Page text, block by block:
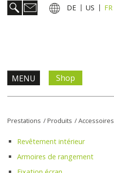
DE US FR
MENU
Informations & services
Actualités
Shop
Prestations /Produits /Accessoires
Revêtement intérieur
Armoires de rangement